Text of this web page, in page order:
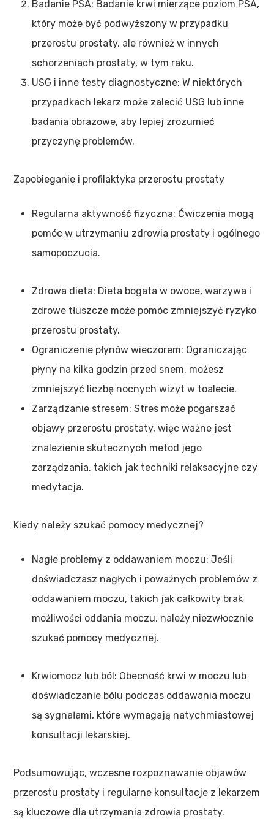
Badanie PSA: Badanie krwi mierzące poziom PSA,
który może być podwyższony w przypadku
przerostu prostaty, ale również w innych
schorzeniach prostaty, w tym raku.
USG i inne testy diagnostyczne: W niektórych
przypadkach lekarz może zalecić USG lub inne
badania obrazowe, aby lepiej zrozumieć
przyczynę problemów.
Zapobieganie i profilaktyka przerostu prostaty
Regularna aktywność fizyczna: Ćwiczenia mogą
pomóc w utrzymaniu zdrowia prostaty i ogólnego
samopoczucia.
Zdrowa dieta: Dieta bogata w owoce, warzywa i
zdrowe tłuszcze może pomóc zmniejszyć ryzyko
przerostu prostaty.
Ograniczenie płynów wieczorem: Ograniczając
płyny na kilka godzin przed snem, możesz
zmniejszyć liczbę nocnych wizyt w toalecie.
Zarządzanie stresem: Stres może pogarszać
objawy przerostu prostaty, więc ważne jest
znalezienie skutecznych metod jego
zarządzania, takich jak techniki relaksacyjne czy
medytacja.
Kiedy należy szukać pomocy medycznej?
Nagłe problemy z oddawaniem moczu: Jeśli
doświadczasz nagłych i poważnych problemów z
oddawaniem moczu, takich jak całkowity brak
możliwości oddania moczu, należy niezwłocznie
szukać pomocy medycznej.
Krwiomocz lub ból: Obecność krwi w moczu lub
doświadczanie bólu podczas oddawania moczu
są sygnałami, które wymagają natychmiastowej
konsultacji lekarskiej.
Podsumowując, wczesne rozpoznawanie objawów
przerostu prostaty i regularne konsultacje z lekarzem
są kluczowe dla utrzymania zdrowia prostaty.